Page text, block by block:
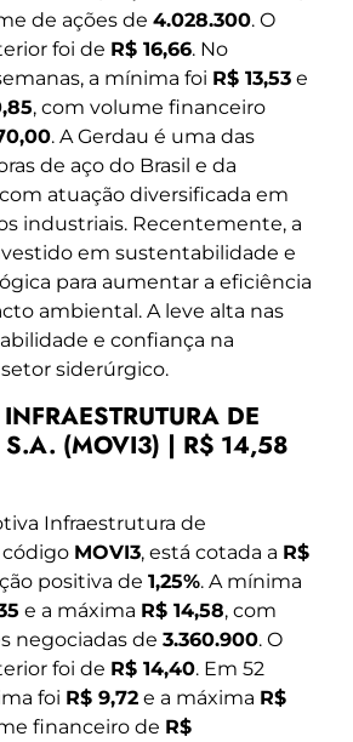
de ações de 4.028.300. O
foi de R$ 16,66. No
a mínima foi R$ 13,53 e
, com volume financeiro
. A Gerdau é uma das
de aço do Brasil e da
atuação diversificada em
industriais. Recentemente, a
em sustentabilidade e
para aumentar a eficiência
ambiental. A leve alta nas
e confiança na
siderúrgico.
DE
S.A. (MOVI3) | R$ 14,58
Infraestrutura de
código MOVI3, está cotada a R$
positiva de 1,25%. A mínima
e a máxima R$ 14,58, com
negociadas de 3.360.900. O
foi de R$ 14,40. Em 52
foi R$ 9,72 e a máxima R$
financeiro de R$